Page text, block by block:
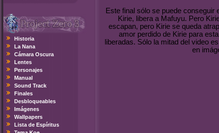
Historia
La Nana
Cámara Oscura
Lentes
Personajes
Manual
Sound Track
Finales
Desbloqueables
Imágenes
Wallpapers
Lista de Espíritus
Este final sólo se puede
Kirie, libera a Mafuyu. Pero
escapan, pero Kirie se queda
amor perdido de Kirie para
liberadas. Sólo la mitad del video
en